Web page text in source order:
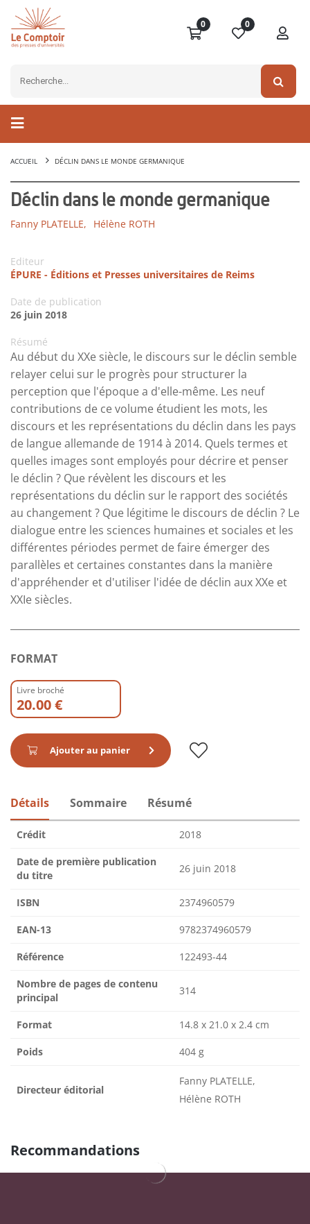
0 0
ACCUEIL DÉCLIN DANS LE MONDE GERMANIQUE
Déclin dans le monde germanique
Fanny PLATELLE, Hélène ROTH
Editeur
ÉPURE - Éditions et Presses universitaires de Reims
Date de publication
26 juin 2018
Résumé
Au début du XXe siècle, le discours sur le déclin semble
relayer celui sur le progrès pour structurer la
perception que l'époque a d'elle-même. Les neuf
contributions de ce volume étudient les mots, les
discours et les représentations du déclin dans les pays
de langue allemande de 1914 à 2014. Quels termes et
quelles images sont employés pour décrire et penser
le déclin ? Que révèlent les discours et les
représentations du déclin sur le rapport des sociétés
au changement ? Que légitime le discours de déclin ? Le
dialogue entre les sciences humaines et sociales et les
différentes périodes permet de faire émerger des
parallèles et certaines constantes dans la manière
d'appréhender et d'utiliser l'idée de déclin aux XXe et
XXIe siècles.
FORMAT
Livre broché
20.00 €
Ajouter au panier
Détails Sommaire Résumé
Crédit 2018
Date de première publication
du titre
26 juin 2018
ISBN 2374960579
EAN-13 9782374960579
Référence 122493-44
Nombre de pages de contenu
principal
314
Format 14.8 x 21.0 x 2.4 cm
Poids 404 g
Directeur éditorial
Fanny PLATELLE,
Hélène ROTH
Recommandations